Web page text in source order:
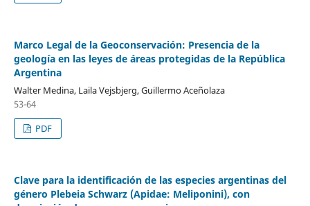
Marco Legal de la Geoconservación: Presencia de la
geología en las leyes de áreas protegidas de la República
Argentina
Walter Medina, Laila Vejsbjerg, Guillermo Aceñolaza
53-64
PDF
Clave para la identificación de las especies argentinas del
género Plebeia Schwarz (Apidae: Meliponini), con